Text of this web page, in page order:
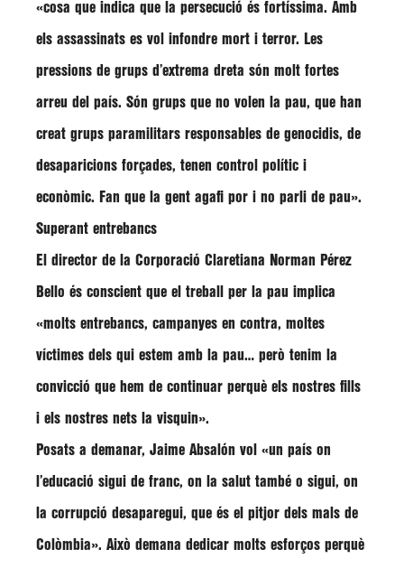
«cosa que indica que la persecució és fortíssima. Amb
els assassinats es vol infondre mort i terror. Les
pressions de grups d’extrema dreta són molt fortes
arreu del país. Són grups que no volen la pau, que han
creat grups paramilitars responsables de genocidis, de
desaparicions forçades, tenen control polític i
econòmic. Fan que la gent agafi por i no parli de pau».
Superant entrebancs
El director de la Corporació Claretiana Norman Pérez
Bello és conscient que el treball per la pau implica
«molts entrebancs, campanyes en contra, moltes
víctimes dels qui estem amb la pau… però tenim la
convicció que hem de continuar perquè els nostres fills
i els nostres nets la visquin».
Posats a demanar, Jaime Absalón vol «un país on
l’educació sigui de franc, on la salut també o sigui, on
la corrupció desaparegui, que és el pitjor dels mals de
Colòmbia». Això demana dedicar molts esforços perquè